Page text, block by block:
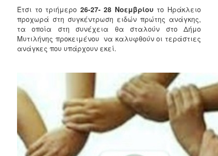
ΤΟΠΟΣ
ΑΝΘΕΚΤΙΚΗ
Έτσι το τριήμερο 26-27- 28 Νοεμβρίου το Ηράκλειο
προχωρά στη συγκέντρωση ειδών πρώτης ανάγκης,
τα οποία στη συνέχεια θα σταλούν στο Δήμο
Μυτιλήνης προκειμένου να καλυφθούν οι τεράστιες
ανάγκες που υπάρχουν εκεί.